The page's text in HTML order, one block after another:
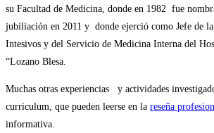
su Facultad de Medicina, donde en 1982 fue
jubiliación en 2011 y donde ejerció como Jefe de
Intesivos y del Servicio de Medicina Interna del
“Lozano Blesa.
Muchas otras experiencias y actividades
curriculum, que pueden leerse en la reseña
informativa.